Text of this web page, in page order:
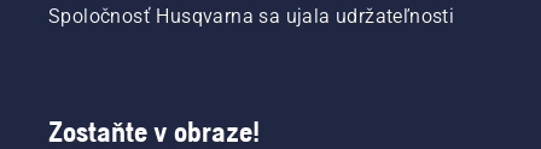
Spoločnosť Husqvarna sa ujala udržateľnosti
Zostaňte v obraze!